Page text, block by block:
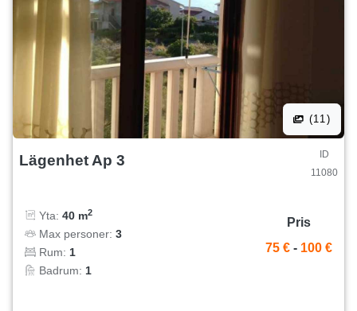
(11)
Lägenhet Ap 3
ID
11080
Yta: 40 m2
Max personer: 3
Rum: 1
Badrum: 1
Pris
75 € - 100 €